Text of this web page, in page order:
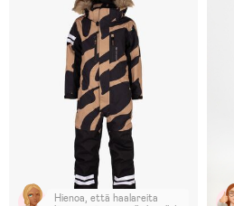
Hienoa, että haalareita